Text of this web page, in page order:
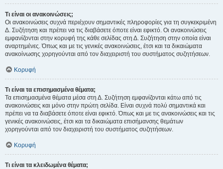
Τι είναι οι ανακοινώσεις;
Οι ανακοινώσεις συχνά περιέχουν σημαντικές πληροφορίες για τη συγκεκριμένη
Δ. Συζήτηση και πρέπει να τις διαβάσετε όποτε είναι εφικτό. Οι ανακοινώσεις
εμφανίζονται στην κορυφή της κάθε σελίδας στη Δ. Συζήτηση στην οποία είναι
αναρτημένες. Όπως και με τις γενικές ανακοινώσεις, έτσι και τα δικαιώματα
ανακοίνωσης χορηγούνται από τον διαχειριστή του συστήματος συζητήσεων.
Κορυφή
Τι είναι τα επισημασμένα θέματα;
Τα επισημασμένα θέματα μέσα στη Δ. Συζήτηση εμφανίζονται κάτω από τις
ανακοινώσεις και μόνο στην πρώτη σελίδα. Είναι συχνά πολύ σημαντικά και
πρέπει να τα διαβάσετε όποτε είναι εφικτό. Όπως και με τις ανακοινώσεις και τις
γενικές ανακοινώσεις, έτσι και τα δικαιώματα επισήμανσης θεμάτων
χορηγούνται από τον διαχειριστή του συστήματος συζητήσεων.
Κορυφή
Τι είναι τα κλειδωμένα θέματα;